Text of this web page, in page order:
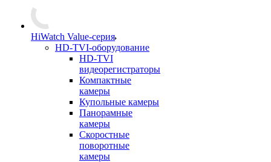
HiWatch Value-серия
HD-TVI-оборудование
HD-TVI
видеорегистраторы
Компактные
камеры
Купольные камеры
Панорамные
камеры
Скоростные
поворотные
камеры